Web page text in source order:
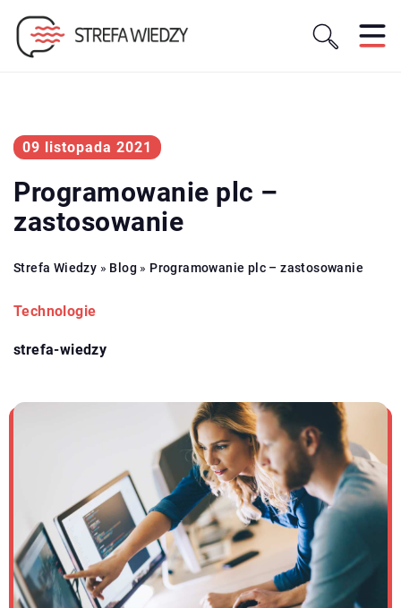
09 listopada 2021
Programowanie plc –
zastosowanie
Strefa Wiedzy » Blog » Programowanie plc – zastosowanie
Technologie
strefa-wiedzy